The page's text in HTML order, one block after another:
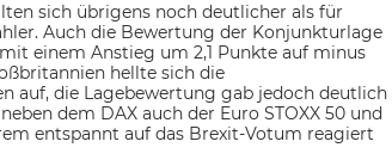
sich übrigens noch deutlicher als für
Auch die Bewertung der Konjunkturlage
einem Anstieg um 2,1 Punkte auf minus
hellte sich die
auf, die Lagebewertung gab jedoch deutlich
dem DAX auch der Euro STOXX 50 und
entspannt auf das Brexit-Votum reagiert